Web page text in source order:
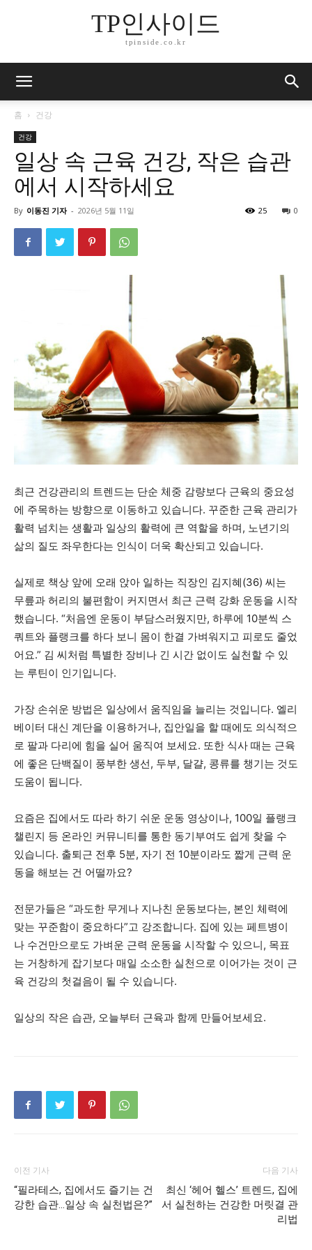
TP인사이드
tpinside.co.kr
홈 건강
건강
일상 속 근육 건강, 작은 습관
에서 시작하세요
By 이동진 기자 - 2026년 5월 11일 0
25
최근 건강관리의 트렌드는 단순 체중 감량보다 근육의 중요성
에 주목하는 방향으로 이동하고 있습니다. 꾸준한 근육 관리가
활력 넘치는 생활과 일상의 활력에 큰 역할을 하며, 노년기의
삶의 질도 좌우한다는 인식이 더욱 확산되고 있습니다.
실제로 책상 앞에 오래 앉아 일하는 직장인 김지혜(36) 씨는
무릎과 허리의 불편함이 커지면서 최근 근력 강화 운동을 시작
했습니다. “처음엔 운동이 부담스러웠지만, 하루에 10분씩 스
쿼트와 플랭크를 하다 보니 몸이 한결 가벼워지고 피로도 줄었
어요.” 김 씨처럼 특별한 장비나 긴 시간 없이도 실천할 수 있
는 루틴이 인기입니다.
가장 손쉬운 방법은 일상에서 움직임을 늘리는 것입니다. 엘리
베이터 대신 계단을 이용하거나, 집안일을 할 때에도 의식적으
로 팔과 다리에 힘을 실어 움직여 보세요. 또한 식사 때는 근육
에 좋은 단백질이 풍부한 생선, 두부, 달걀, 콩류를 챙기는 것도
도움이 됩니다.
요즘은 집에서도 따라 하기 쉬운 운동 영상이나, 100일 플랭크
챌린지 등 온라인 커뮤니티를 통한 동기부여도 쉽게 찾을 수
있습니다. 출퇴근 전후 5분, 자기 전 10분이라도 짧게 근력 운
동을 해보는 건 어떨까요?
전문가들은 “과도한 무게나 지나친 운동보다는, 본인 체력에
맞는 꾸준함이 중요하다”고 강조합니다. 집에 있는 페트병이
나 수건만으로도 가벼운 근력 운동을 시작할 수 있으니, 목표
는 거창하게 잡기보다 매일 소소한 실천으로 이어가는 것이 근
육 건강의 첫걸음이 될 수 있습니다.
일상의 작은 습관, 오늘부터 근육과 함께 만들어보세요.
이전 기사
“필라테스, 집에서도 즐기는 건
강한 습관…일상 속 실천법은?”
다음 기사
최신 ‘헤어 헬스’ 트렌드, 집에
서 실천하는 건강한 머릿결 관
리법